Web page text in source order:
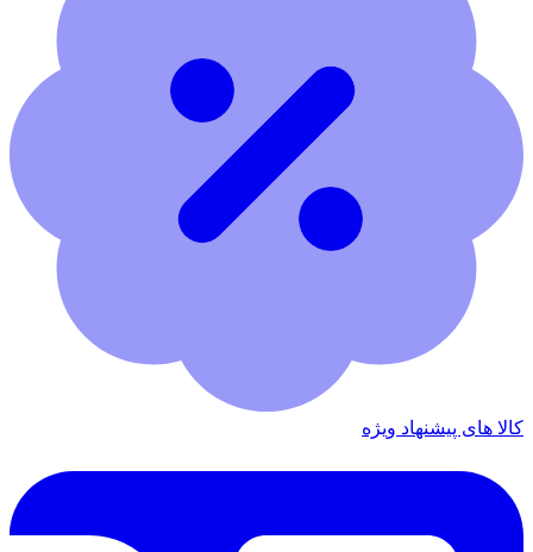
کالا های پیشنهاد ویژه